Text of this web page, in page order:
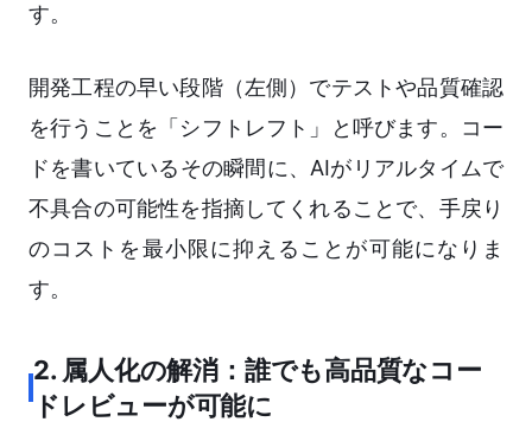
す。
開発工程の早い段階（左側）でテストや品質確認
を行うことを「シフトレフト」と呼びます。コー
ドを書いているその瞬間に、AIがリアルタイムで
不具合の可能性を指摘してくれることで、手戻り
のコストを最小限に抑えることが可能になりま
す。
2. 属人化の解消：誰でも高品質なコー
ドレビューが可能に